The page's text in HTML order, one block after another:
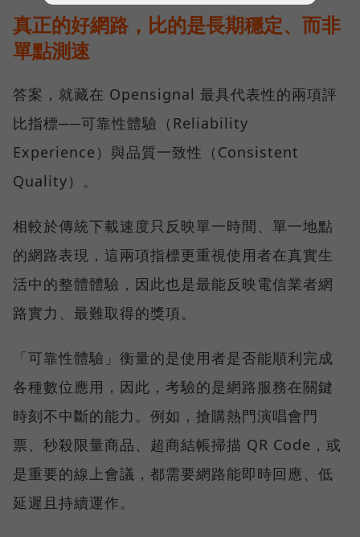
真正的好網路，比的是長期穩定、而非
單點測速
答案，就藏在 Opensignal 最具代表性的兩項評
比指標──可靠性體驗（Reliability
Experience）與品質一致性（Consistent
Quality）。
相較於傳統下載速度只反映單一時間、單一地點
的網路表現，這兩項指標更重視使用者在真實生
活中的整體體驗，因此也是最能反映電信業者網
路實力、最難取得的獎項。
「可靠性體驗」衡量的是使用者是否能順利完成
各種數位應用，因此，考驗的是網路服務在關鍵
時刻不中斷的能力。例如，搶購熱門演唱會門
票、秒殺限量商品、超商結帳掃描 QR Code，或
是重要的線上會議，都需要網路能即時回應、低
延遲且持續運作。